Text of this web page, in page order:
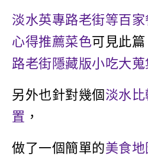
淡水英專路老街等百
心得推薦菜色可見此篇
路老街隱藏版小吃大蒐
另外也針對幾個 淡水
置 ，
做了一個簡單的美食